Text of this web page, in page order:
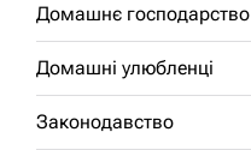
Домашнє господарство
Домашні улюбленці
Законодавство